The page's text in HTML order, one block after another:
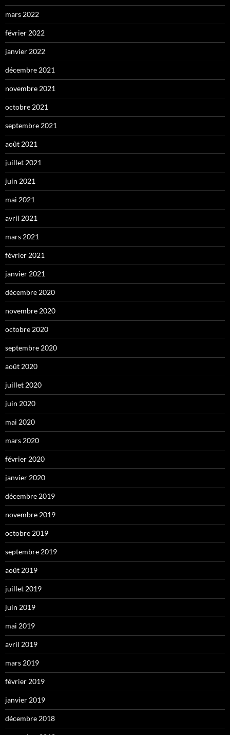
mars 2022
février 2022
janvier 2022
décembre 2021
novembre 2021
octobre 2021
septembre 2021
août 2021
juillet 2021
juin 2021
mai 2021
avril 2021
mars 2021
février 2021
janvier 2021
décembre 2020
novembre 2020
octobre 2020
septembre 2020
août 2020
juillet 2020
juin 2020
mai 2020
mars 2020
février 2020
janvier 2020
décembre 2019
novembre 2019
octobre 2019
septembre 2019
août 2019
juillet 2019
juin 2019
mai 2019
avril 2019
mars 2019
février 2019
janvier 2019
décembre 2018